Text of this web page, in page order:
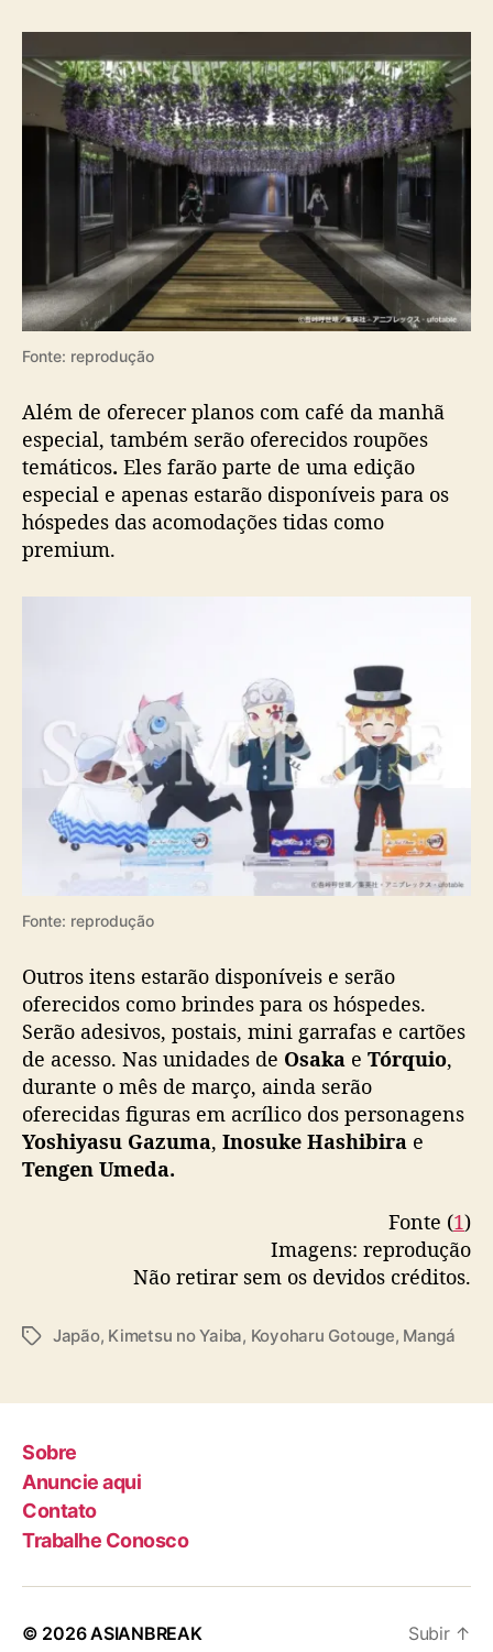
Fonte: reprodução
Além de oferecer planos com café da manhã
especial, também serão oferecidos roupões
temáticos. Eles farão parte de uma edição
especial e apenas estarão disponíveis para os
hóspedes das acomodações tidas como
premium.
Fonte: reprodução
Outros itens estarão disponíveis e serão
oferecidos como brindes para os hóspedes.
Serão adesivos, postais, mini garrafas e cartões
de acesso. Nas unidades de Osaka e Tórquio,
durante o mês de março, ainda serão
oferecidas figuras em acrílico dos personagens
Yoshiyasu Gazuma, Inosuke Hashibira e
Tengen Umeda.
Fonte (1)
Imagens: reprodução
Não retirar sem os devidos créditos.
T
s
Japão, Kimetsu no Yaiba, Koyoharu Gotouge, Mangá
Sobre
Anuncie aqui
Contato
Trabalhe Conosco
© 2026ASIANBREAK Subir ↑